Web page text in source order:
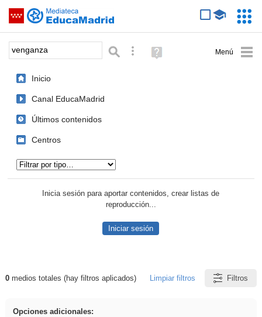
Saltar navegación
Palabra o frase: Búsqueda avanzada
Ayuda
(en
Inicio
Canal EducaMadrid
Últimos contenidos
Centros
Inicia sesión para aportar contenidos, crear listas de
reproducción...
Iniciar sesión
Resultados de: venganza
0medios totales (hay filtros aplicados) Limpiar filtros Filtros
Opciones adicionales: